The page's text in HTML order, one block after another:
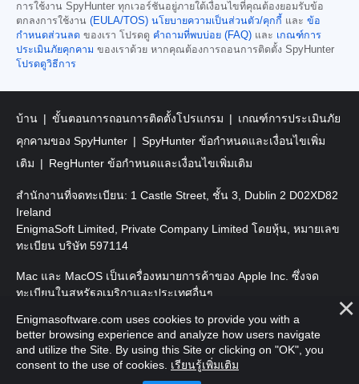
การใช้งาน SpyHunter ทุกเวอร์ชันอยู่ภายใต้เงื่อนไขที่คุณต้องยอมรับข้อ
ตกลงการใช้งาน (EULA/TOS) นโยบายความเป็นส่วนตัว/คุกกี้ และ ข้อ
กำหนดส่วนลด ของเรา โปรดดู คำถามที่พบบ่อย (FAQ) และ เกณฑ์การ
ประเมินภัยคุกคาม ของเราด้วย หากคุณต้องการถอนการติดตั้ง SpyHunter
โปรดดูวิธีการ
บ้าน ขั้นตอนการถอนการติดตั้งโปรแกรม
เกณฑ์การประเมินภัย
คุกคามของ SpyHunter
SpyHunter ข้อกำหนดและเงื่อนไขเพิ่ม
เติม
RegHunter ข้อกำหนดและเงื่อนไขเพิ่มเติม
สำนักงานที่จดทะเบียน: 1 Castle Street, ชั้น 3, Dublin 2 D02XD82
Ireland
EnigmaSoft Limited, Private Company Limited โดยหุ้น, หมายเลข
ทะเบียน บริษัท 597114
Mac และ MacOS เป็นเครื่องหมายการค้าของ Apple Inc. ซึ่งจด
ทะเบียนในสหรัฐอเมริกาและประเทศอื่นๆ
ลิขสิทธิ์ 2016-2025EnigmaSoft Ltd. สงวนลิขสิทธิ์
Enigmasoftware.com uses cookies to provide you with a
better browsing experience and analyze how users navigate
and utilize the Site. By using this Site or clicking on "OK", you
consent to the use of cookies. เรียนรู้เพิ่มเติม